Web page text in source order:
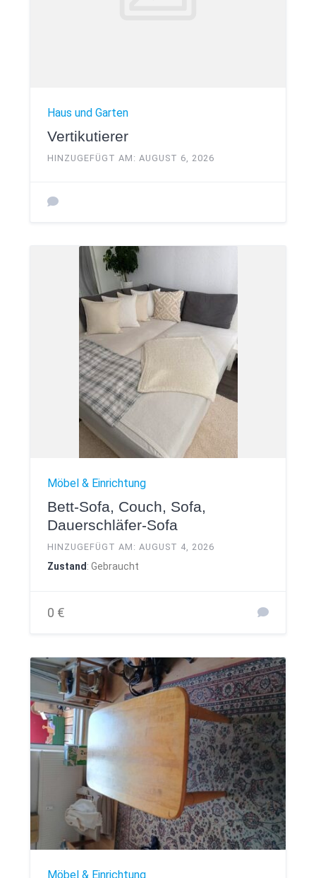
Haus und Garten
Vertikutierer
HINZUGEFÜGT AM: AUGUST 6, 2026
Möbel & Einrichtung
Bett-Sofa, Couch, Sofa,
Dauerschläfer-Sofa
HINZUGEFÜGT AM: AUGUST 4, 2026
Zustand : Gebraucht
0 €
Möbel & Einrichtung